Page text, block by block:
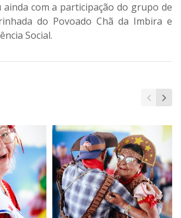
com a participação do grupo de
do Povoado Chã da Imbira e
Social.